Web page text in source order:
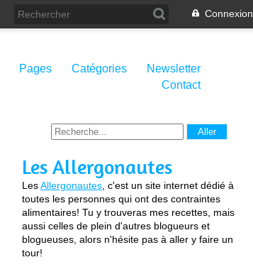
Connexion
Pages Catégories
Newsletter
Contact
Les Allergonautes
LesAllergonautes , c'est un site internet dédié à
toutes les personnes qui ont des contraintes
alimentaires! Tu y trouveras mes recettes, mais
aussi celles de plein d'autres blogueurs et
blogueuses, alors n'hésite pas à aller y faire un
tour!